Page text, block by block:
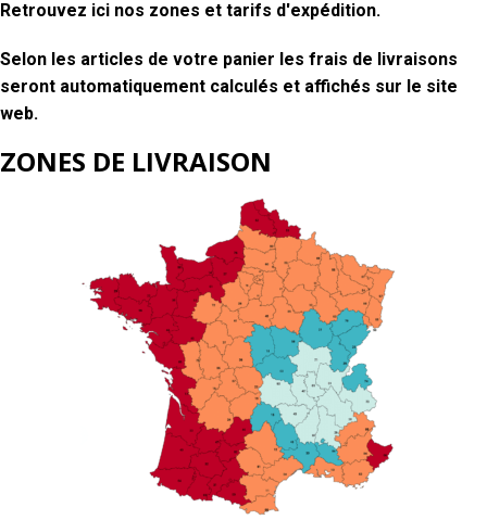
Retrouvez ici nos zones et tarifs d'expédition.
Selon les articles de votre panier les frais de livraisons
seront automatiquement calculés et affichés sur le site
web.
ZONES DE LIVRAISON